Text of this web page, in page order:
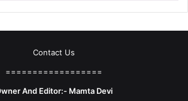
Contact Us
==================
And Editor:- Mamta Devi